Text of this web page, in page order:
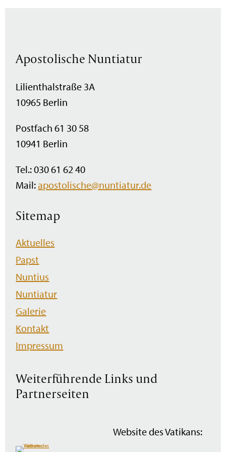
Apostolische Nuntiatur
Lilienthalstraße 3A
10965 Berlin
Postfach 61 30 58
10941 Berlin
Tel.: 030 61 62 40
Mail:apostolische@nuntiatur.de
Sitemap
Navigation
überspringen
Aktuelles
Papst
Nuntius
Nuntiatur
Galerie
Kontakt
Impressum
Weiterführende Links und
Partnerseiten
Website des Vatikans: